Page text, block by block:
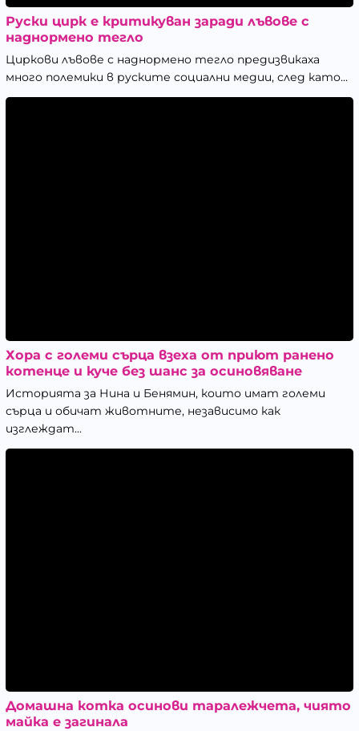
Руски цирк е критикуван заради лъвове с
наднормено тегло
Циркови лъвове с наднормено тегло предизвикаха
много полемики в руските социални медии, след като...
Хора с големи сърца взеха от приют ранено
котенце и куче без шанс за осиновяване
Историята за Нина и Бенямин, които имат големи
сърца и обичат животните, независимо как
изглеждат...
Домашна котка осинови таралежчета, чиято
майка е загинала